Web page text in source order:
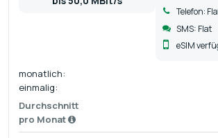
Telefon:
SMS: Flat
eSIM
monatlich:
einmalig:
Durchschnitt
pro Monat